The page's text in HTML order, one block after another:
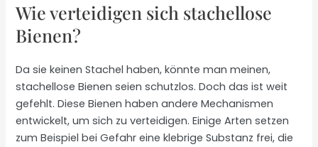
Wie verteidigen sich stachellose
Bienen?
Da sie keinen Stachel haben, könnte man meinen,
stachellose Bienen seien schutzlos. Doch das ist weit
gefehlt. Diese Bienen haben andere Mechanismen
entwickelt, um sich zu verteidigen. Einige Arten setzen
zum Beispiel bei Gefahr eine klebrige Substanz frei, die